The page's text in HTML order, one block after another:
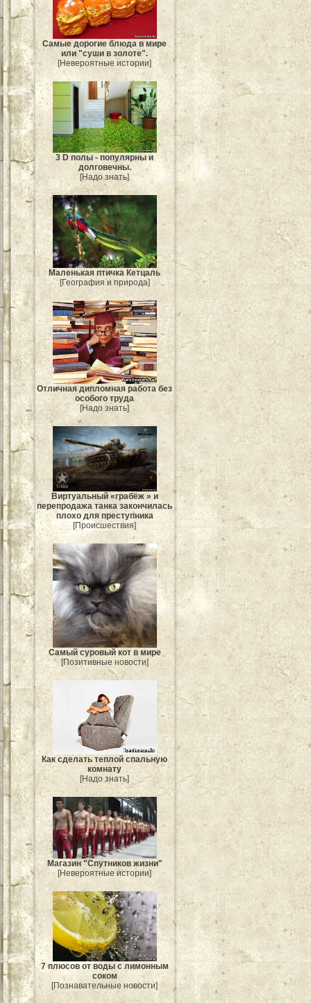
Самые дорогие блюда в мире
или "суши в золоте".
[Невероятные истории]
3 D полы - популярны и
долговечны.
[Надо знать]
Маленькая птичка Кетцаль
[География и природа]
Отличная дипломная работа без
особого труда
[Надо знать]
Виртуальный «грабёж » и
перепродажа танка закончилась
плохо для преступника
[Происшествия]
Самый суровый кот в мире
[Позитивные новости]
Как сделать теплой спальную
комнату
[Надо знать]
Магазин "Спутников жизни"
[Невероятные истории]
7 плюсов от воды с лимонным
соком
[Познавательные новости]